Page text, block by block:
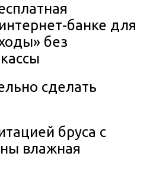
банке для
без
сделать
бруса с
влажная